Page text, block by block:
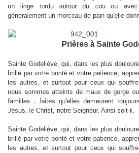
un linge tordu autour du cou ou
généralement un morceau de pain qu'elle
Prières à Sainte
Sainte Godeliève, qui, dans les plus
brillé par votre bonté et votre patience,
les autres, et surtout pour ceux qui
nous sommes atteints de maux de gorge
familles ; faites qu'elles demeurent
Jésus, le Christ, notre Seigneur. Ainsi soit-il.
Sainte Godeliève, qui, dans les plus
brillé par votre bonté et votre patience,
les autres, et surtout pour ceux qui